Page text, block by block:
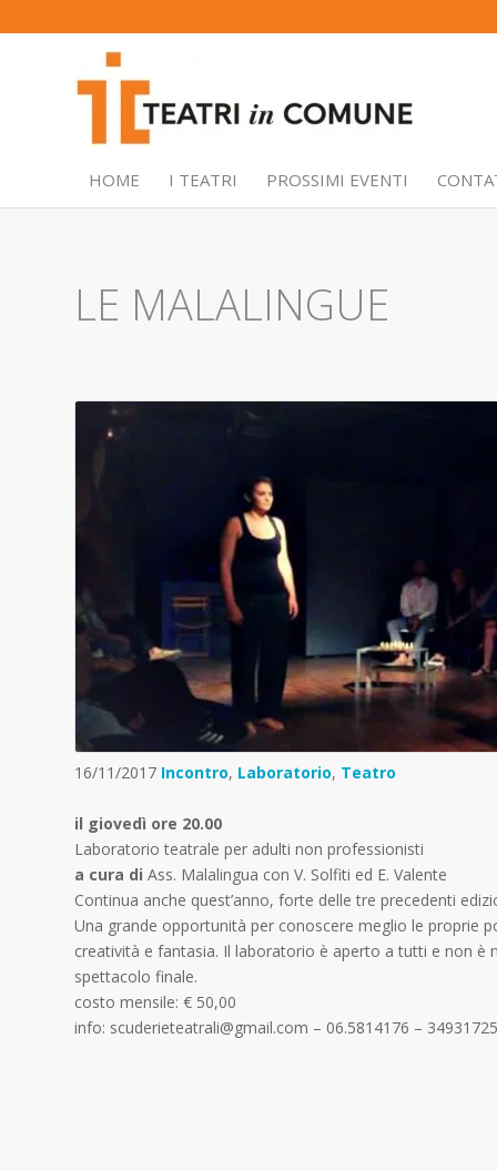
HOME I TEATRI PROSSIMI EVENTI
LE MALALINGUE
16/11/2017 Incontro, Laboratorio, Teatro
il giovedì ore 20.00
Laboratorio teatrale per adulti non professionisti
a cura di Ass. Malalingua con V. Solfiti ed E. Valente
Continua anche quest’anno, forte delle tre precedenti
Una grande opportunità per conoscere meglio le proprie
creatività e fantasia. Il laboratorio è aperto a tutti e non è
spettacolo finale.
costo mensile: € 50,00
info: scuderieteatrali@gmail.com – 06.5814176 –